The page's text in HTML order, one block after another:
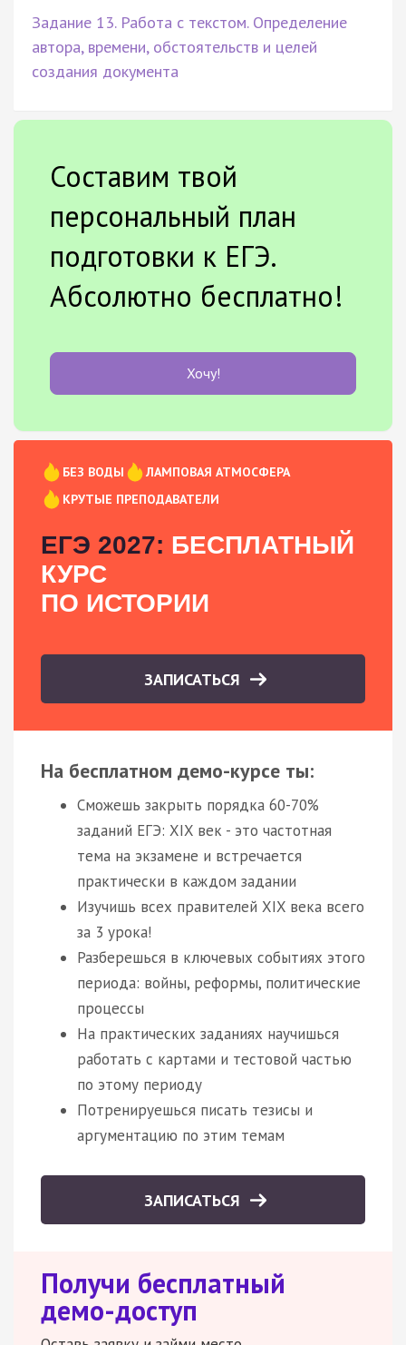
Задание 13. Работа с текстом. Определение
автора, времени, обстоятельств и целей
создания документа
Составим твой
персональный план
подготовки к ЕГЭ.
Абсолютно бесплатно!
Хочу!
БЕЗ ВОДЫ
ЛАМПОВАЯ АТМОСФЕРА
КРУТЫЕ ПРЕПОДАВАТЕЛИ
ЕГЭ 2027: БЕСПЛАТНЫЙ
КУРС
ПО ИСТОРИИ
ЗАПИСАТЬСЯ
На бесплатном демо-курсе ты:
Сможешь закрыть порядка 60-70%
заданий ЕГЭ: XIX век - это частотная
тема на экзамене и встречается
практически в каждом задании
Изучишь всех правителей XIX века всего
за 3 урока!
Разберешься в ключевых событиях этого
периода: войны, реформы, политические
процессы
На практических заданиях научишься
работать с картами и тестовой частью
по этому периоду
Потренируешься писать тезисы и
аргументацию по этим темам
ЗАПИСАТЬСЯ
Получи бесплатный
демо-доступ